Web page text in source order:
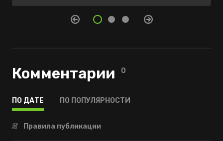
Комментарии 0
ПО ДАТЕ ПО ПОПУЛЯРНОСТИ
Правила публикации